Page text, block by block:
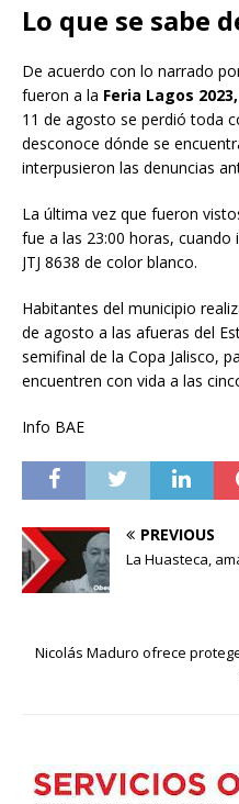
Lo que se sabe
De acuerdo con lo narrado
fueron a la Feria Lagos 2023,
11 de agosto se perdió toda
desconoce dónde se
interpusieron las denuncias
La última vez que fueron
fue a las 23:00 horas, cuando
JTJ 8638 de color blanco.
Habitantes del municipio
de agosto a las afueras del
semifinal de la Copa Jalisco,
encuentren con vida a las
Info BAE
PREVIOUS
La Huasteca,
Nicolás Maduro ofrece